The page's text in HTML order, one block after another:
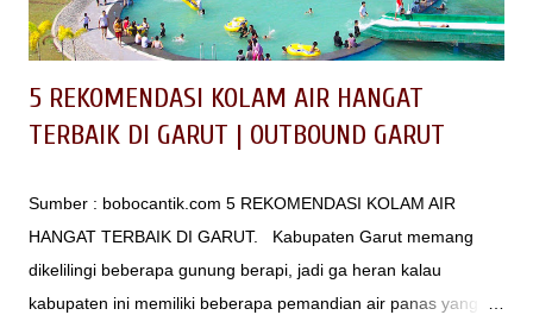
5 REKOMENDASI KOLAM AIR HANGAT
TERBAIK DI GARUT | OUTBOUND GARUT
Sumber : bobocantik.com 5 REKOMENDASI KOLAM AIR
HANGAT TERBAIK DI GARUT. Kabupaten Garut memang
dikelilingi beberapa gunung berapi, jadi ga heran kalau
kabupaten ini memiliki beberapa pemandian air panas yang